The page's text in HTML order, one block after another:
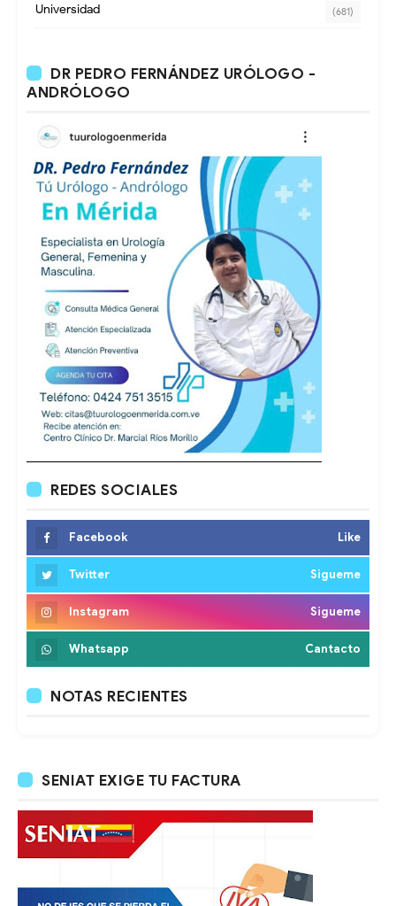
Universidad (681)
DR PEDRO FERNÁNDEZ URÓLOGO -
ANDRÓLOGO
REDES SOCIALES
Facebook Like
Twitter Sigueme
Instagram Sigueme
Whatsapp Cantacto
NOTAS RECIENTES
SENIAT EXIGE TU FACTURA